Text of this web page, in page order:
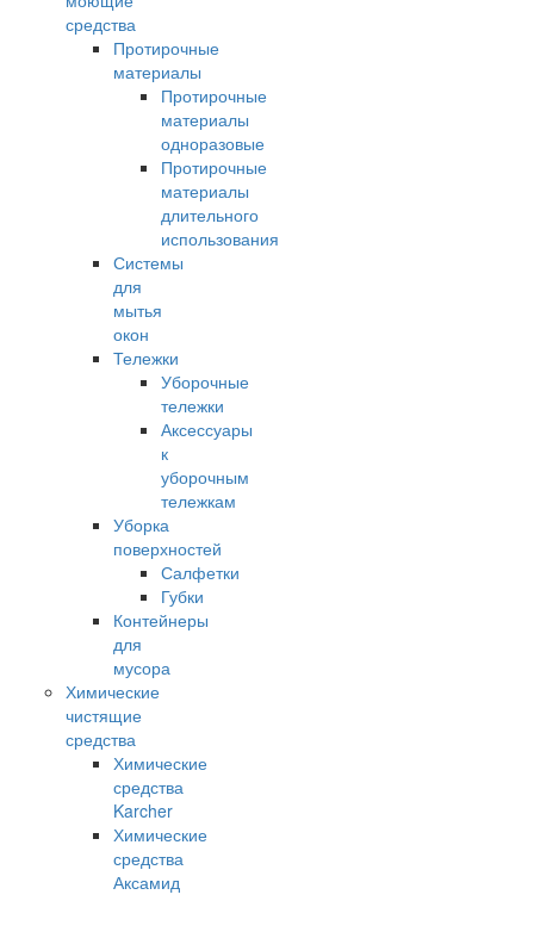
средства
Протирочные
материалы
Протирочные
материалы
одноразовые
Протирочные
материалы
длительного
использования
Системы
для
мытья
окон
Тележки
Уборочные
тележки
Аксессуары
к
уборочным
тележкам
Уборка
поверхностей
Салфетки
Губки
Контейнеры
для
мусора
Химические
чистящие
средства
Химические
средства
Karcher
Химические
средства
Аксамид